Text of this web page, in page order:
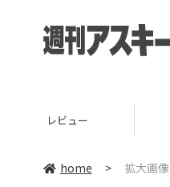
ニュース
home > 拡大画像